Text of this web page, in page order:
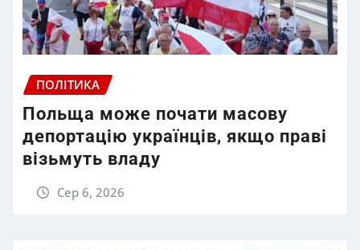
ПОЛІТИКА
Польща може почати масову
депортацію українців, якщо праві
візьмуть владу
Сер 6, 2026